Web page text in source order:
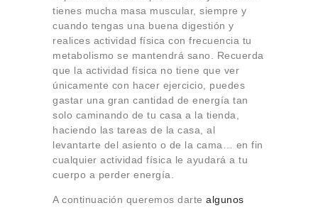
tienes mucha masa muscular, siempre y
cuando tengas una buena digestión y
realices actividad física con frecuencia tu
metabolismo se mantendrá sano. Recuerda
que la actividad física no tiene que ver
únicamente con hacer ejercicio, puedes
gastar una gran cantidad de energía tan
solo caminando de tu casa a la tienda,
haciendo las tareas de la casa, al
levantarte del asiento o de la cama… en fin
cualquier actividad física le ayudará a tu
cuerpo a perder energía.
A continuación queremos darte algunos